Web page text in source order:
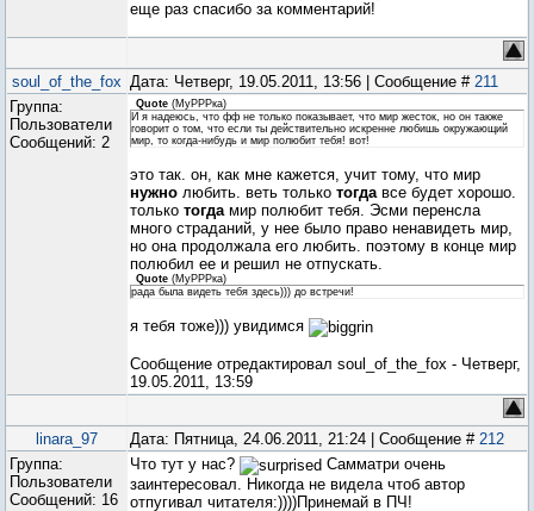
еще раз спасибо за комментарий!
soul_of_the_fox Дата: Четверг, 19.05.2011, 13:56 | Сообщение # 211
Группа:
Пользователи
Сообщений: 2
Quote (МуРРРка)
И я надеюсь, что фф не только показывает, что мир жесток, но он также
говорит о том, что если ты действительно искренне любишь окружающий
мир, то когда-нибудь и мир полюбит тебя! вот!
это так. он, как мне кажется, учит тому, что мир
нужно любить. веть только тогдавсе будет хорошо.
только тогдамир полюбит тебя. Эсми перенсла
много страданий, у нее было право ненавидеть мир,
но она продолжала его любить. поэтому в конце мир
полюбил ее и решил не отпускать.
Quote (МуРРРка)
рада была видеть тебя здесь))) до встречи!
я тебя тоже))) увидимся
Сообщение отредактировал soul_of_the_fox - Четверг,
19.05.2011, 13:59
linara_97 Дата: Пятница, 24.06.2011, 21:24 | Сообщение # 212
Группа:
Пользователи
Сообщений: 16
Что тут у нас?
Самматри очень
заинтересовал. Никогда не видела чтоб автор
отпугивал читателя:))))Принемай в ПЧ!